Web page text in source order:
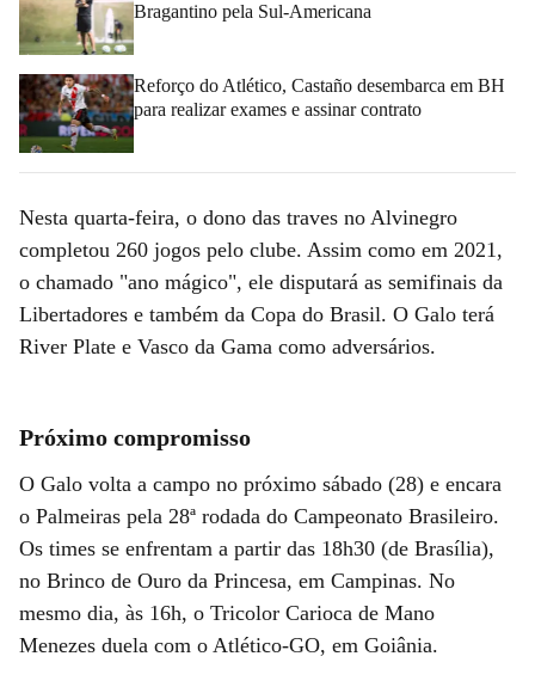
Bragantino pela Sul-Americana
Reforço do Atlético, Castaño desembarca em BH
para realizar exames e assinar contrato
Nesta quarta-feira, o dono das traves no Alvinegro
completou 260 jogos pelo clube. Assim como em 2021,
o chamado "ano mágico", ele disputará as semifinais da
Libertadores e também da Copa do Brasil. O Galo terá
River Plate e Vasco da Gama como adversários.
Próximo compromisso
O Galo volta a campo no próximo sábado (28) e encara
o Palmeiras pela 28ª rodada do Campeonato Brasileiro.
Os times se enfrentam a partir das 18h30 (de Brasília),
no Brinco de Ouro da Princesa, em Campinas. No
mesmo dia, às 16h, o Tricolor Carioca de Mano
Menezes duela com o Atlético-GO, em Goiânia.